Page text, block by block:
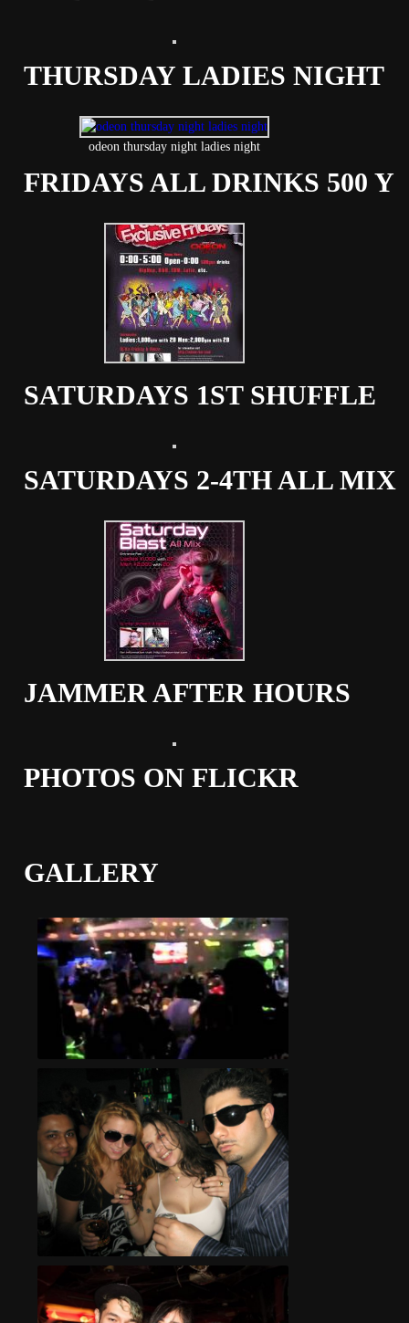
THURSDAY LADIES NIGHT
odeon thursday night ladies night
FRIDAYS ALL DRINKS 500 Y
SATURDAYS 1ST SHUFFLE
SATURDAYS 2-4TH ALL MIX
JAMMER AFTER HOURS
PHOTOS ON FLICKR
GALLERY